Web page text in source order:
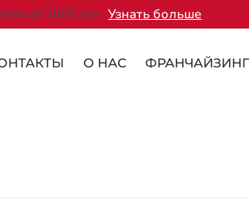
от 2000 грн.Узнать больше
О НАС ФРАНЧАЙЗИНГ